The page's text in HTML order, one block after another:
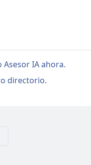
IA ahora.
directorio.